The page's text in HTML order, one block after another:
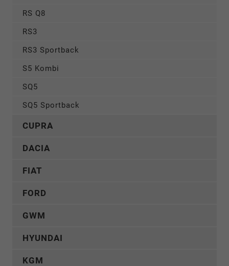
RS Q8
RS3
RS3 Sportback
S5 Kombi
SQ5
SQ5 Sportback
CUPRA
DACIA
FIAT
FORD
GWM
HYUNDAI
KGM